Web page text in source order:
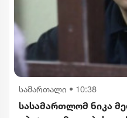
სამართალი • 10:38
სასამართლომ ნიკა